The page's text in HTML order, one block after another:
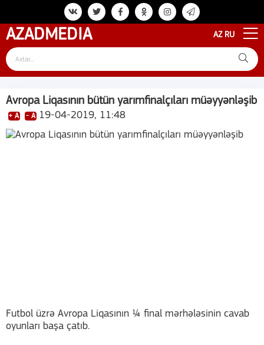
AZADMEDIA AZ RU
Avropa Liqasının bütün yarımfinalçıları müəyyənləşib
+ A - A 19-04-2019, 11:48
Futbol üzrə Avropa Liqasının ¼ final mərhələsinin cavab
oyunları başa çatıb.